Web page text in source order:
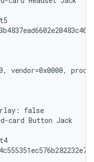
vendor=0x0000,
false
card Button Jack